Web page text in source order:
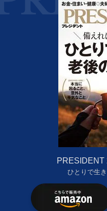
PRESIDENT
ひとりで生